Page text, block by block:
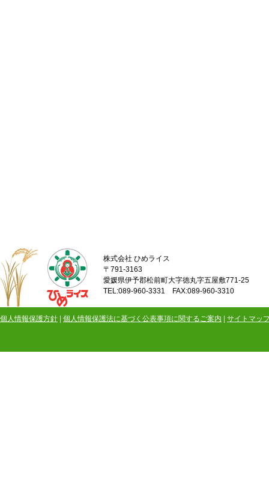
株式会社 ひめライス
〒791-3163
愛媛県伊予郡松前町大字徳丸字五屋敷771-25
TEL:089-960-3331 FAX:089-960-3310
個人情報保護方針 | 個人情報保護法に基づく公表事項に関するご案内 | サイトマッ